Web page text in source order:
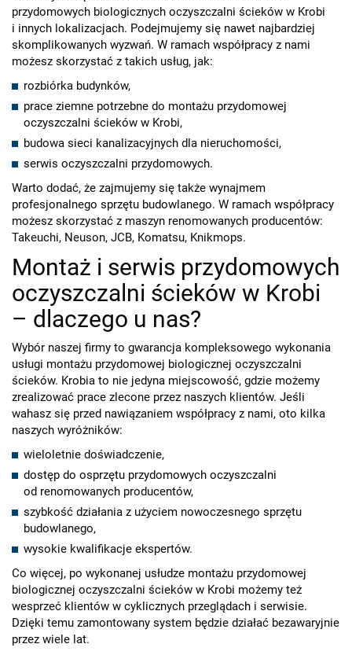
przydomowych biologicznych oczyszczalni ścieków w Krobi
i innych lokalizacjach. Podejmujemy się nawet najbardziej
skomplikowanych wyzwań. W ramach współpracy z nami
możesz skorzystać z takich usług, jak:
rozbiórka budynków,
prace ziemne potrzebne do montażu przydomowej
oczyszczalni ścieków w Krobi,
budowa sieci kanalizacyjnych dla nieruchomości,
serwis oczyszczalni przydomowych.
Warto dodać, że zajmujemy się także wynajmem
profesjonalnego sprzętu budowlanego. W ramach współpracy
możesz skorzystać z maszyn renomowanych producentów:
Takeuchi, Neuson, JCB, Komatsu, Knikmops.
Montaż i serwis przydomowych
oczyszczalni ścieków w Krobi
– dlaczego u nas?
Wybór naszej firmy to gwarancja kompleksowego wykonania
usługi montażu przydomowej biologicznej oczyszczalni
ścieków. Krobia to nie jedyna miejscowość, gdzie możemy
zrealizować prace zlecone przez naszych klientów. Jeśli
wahasz się przed nawiązaniem współpracy z nami, oto kilka
naszych wyróżników:
wieloletnie doświadczenie,
dostęp do osprzętu przydomowych oczyszczalni
od renomowanych producentów,
szybkość działania z użyciem nowoczesnego sprzętu
budowlanego,
wysokie kwalifikacje ekspertów.
Co więcej, po wykonanej usłudze montażu przydomowej
biologicznej oczyszczalni ścieków w Krobi możemy też
wesprzeć klientów w cyklicznych przeglądach i serwisie.
Dzięki temu zamontowany system będzie działać bezawaryjnie
przez wiele lat.